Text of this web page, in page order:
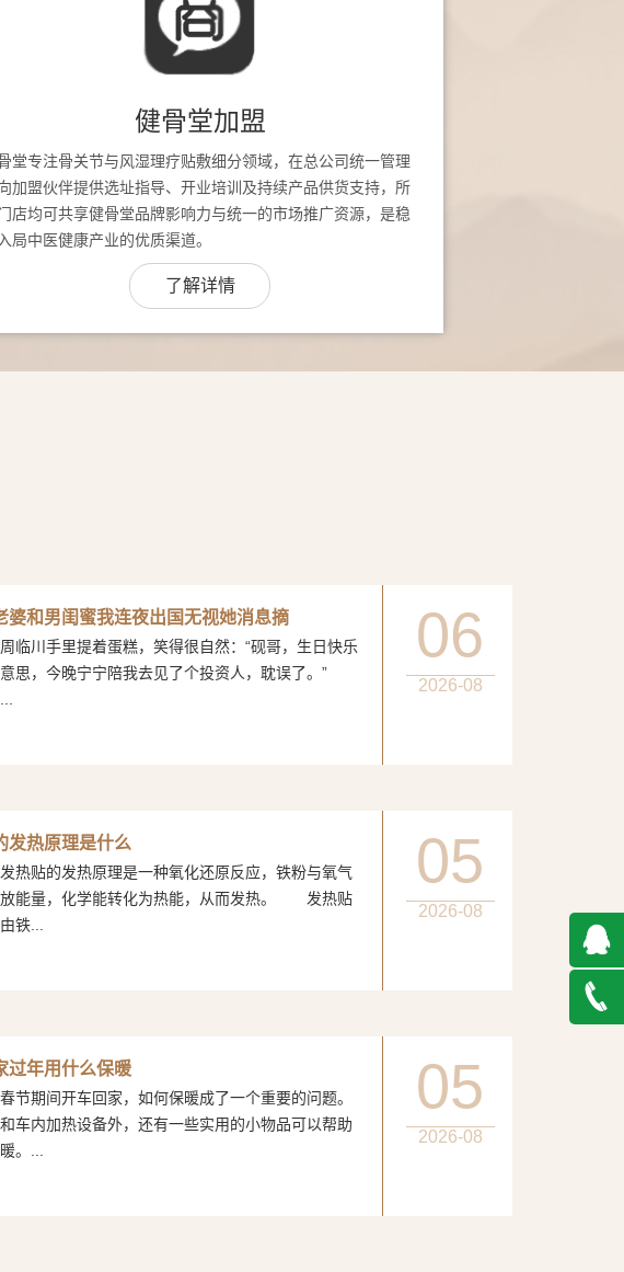
健骨堂加盟
堂专注骨关节与风湿理疗贴敷细分领域，在总公司统一管理
加盟伙伴提供选址指导、开业培训及持续产品供货支持，所
店均可共享健骨堂品牌影响力与统一的市场推广资源，是稳
局中医健康产业的优质渠道。
了解详情
婆和男闺蜜我连夜出国无视她消息摘
里提着蛋糕，笑得很自然：“砚哥，生日快乐
思，今晚宁宁陪我去见了个投资人，耽误了。”
06
2026-08
发热原理是什么
发热原理是一种氧化还原反应，铁粉与氧气
放能量，化学能转化为热能，从而发热。 发热贴
铁...
05
2026-08
过年用什么保暖
开车回家，如何保暖成了一个重要的问题。
车内加热设备外，还有一些实用的小物品可以帮助
。...
05
2026-08
QQ在